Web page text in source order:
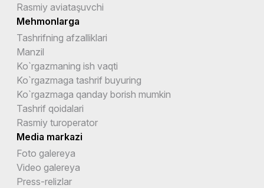
Rasmiy aviataşuvchi
Mehmonlarga
Tashrifning afzalliklari
Manzil
Ko`rgazmaning ish vaqti
Ko`rgazmaga tashrif buyuring
Ko`rgazmaga qanday borish mumkin
Tashrif qoidalari
Rasmiy turoperator
Media markazi
Foto galereya
Video galereya
Press-relizlar